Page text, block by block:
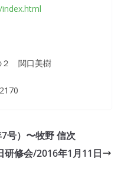
２ 関口美樹
号）〜牧野 信次
研修会/2016年1月11日